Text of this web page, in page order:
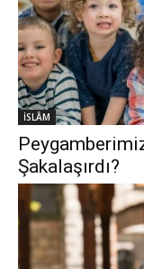
İSLÂM
Şakalaşırdı?